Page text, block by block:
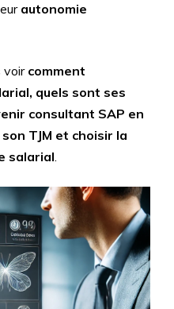
autonomie
voir comment
quels sont ses
consultant SAP en
TJM et choisir la
salarial.